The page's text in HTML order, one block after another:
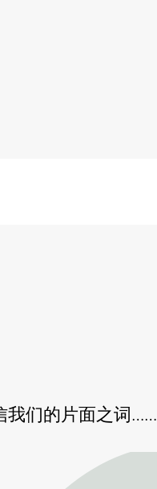
我们的片面之词……